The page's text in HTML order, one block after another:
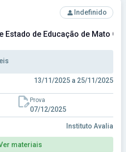
Secretaria de Estado deIndefinido
Estado de Educação de Mato
13/11/2025 a 25/11/2025
Prova
07/12/2025
Instituto Avalia
materiais